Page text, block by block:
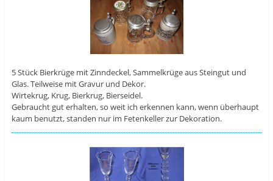
5 Stück Bierkrüge mit Zinndeckel, Sammelkrüge aus Steingut und
Glas. Teilweise mit Gravur und Dekor.
Wirtekrug, Krug, Bierkrug, Bierseidel.
Gebraucht gut erhalten, so weit ich erkennen kann, wenn überhaupt
kaum benutzt, standen nur im Fetenkeller zur Dekoration.